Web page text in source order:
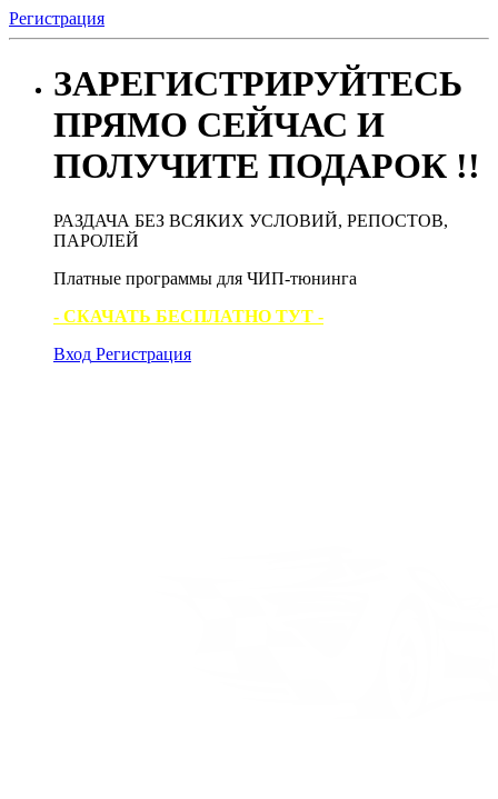
Регистрация
ЗАРЕГИСТРИРУЙТЕСЬ
ПРЯМО СЕЙЧАС И
ПОЛУЧИТЕ ПОДАРОК !!
РАЗДАЧА БЕЗ ВСЯКИХ УСЛОВИЙ, РЕПОСТОВ,
ПАРОЛЕЙ
Платные программы для ЧИП-тюнинга
- СКАЧАТЬ БЕСПЛАТНО ТУТ -
Вход Регистрация